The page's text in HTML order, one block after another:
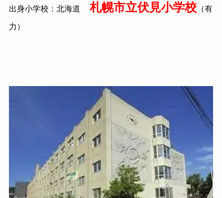
出身小学校：北海道 札幌市立伏見小学校（有
力）